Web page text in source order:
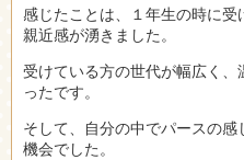
感じたことは、１年生の時に受
親近感が湧きました。
受けている方の世代が幅広く
ったです。
そして、自分の中でパースの
機会でした。